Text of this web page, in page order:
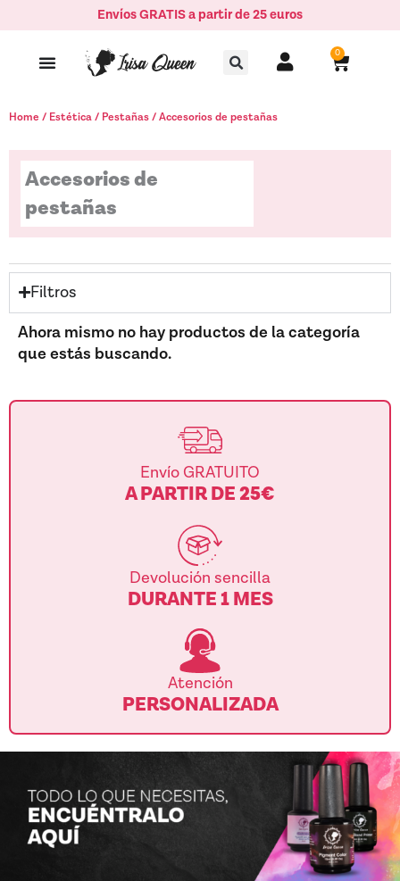
al
Envíos GRATIS a partir de 25 euros
Buscar 0
Carrito
Home / Estética / Pestañas / Accesorios de pestañas
Accesorios de
pestañas
Filtros
Ahora mismo no hay productos de la categoría
que estás buscando.
Envío GRATUITO
A PARTIR DE 25€
Devolución sencilla
DURANTE 1 MES
Atención
PERSONALIZADA